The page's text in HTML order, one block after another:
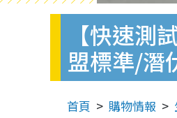
【快速
盟標準/潛
首頁 購物情報